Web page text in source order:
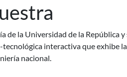
de la Universidad de la República
interactiva que exhibe
nacional.